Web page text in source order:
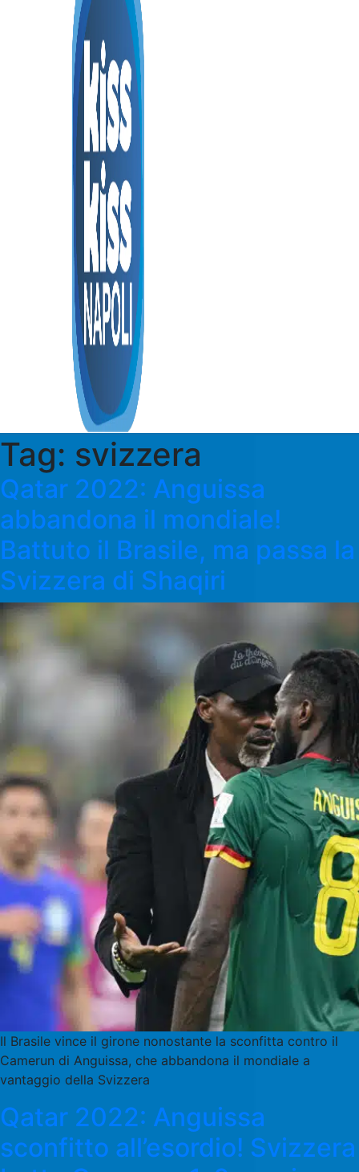
Tag: svizzera
Qatar 2022: Anguissa
abbandona il mondiale!
Battuto il Brasile, ma passa la
Svizzera di Shaqiri
Il Brasile vince il girone nonostante la sconfitta contro il
Camerun di Anguissa, che abbandona il mondiale a
vantaggio della Svizzera
Qatar 2022: Anguissa
sconfitto all’esordio! Svizzera